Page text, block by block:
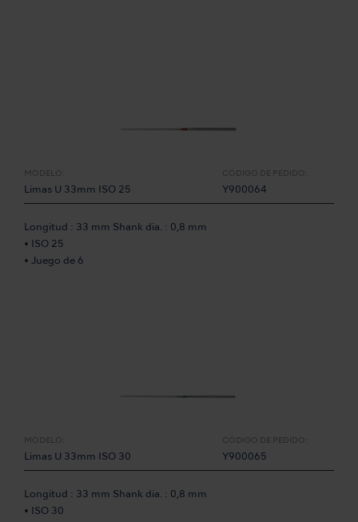
MODELO:
Limas U 33mm ISO 25
CÓDIGO DE PEDIDO:
Y900064
Longitud : 33 mm Shank dia. : 0,8 mm
• ISO 25
• Juego de 6
MODELO:
Limas U 33mm ISO 30
CÓDIGO DE PEDIDO:
Y900065
Longitud : 33 mm Shank dia. : 0,8 mm
• ISO 30